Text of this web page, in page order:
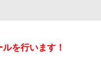
を行います！